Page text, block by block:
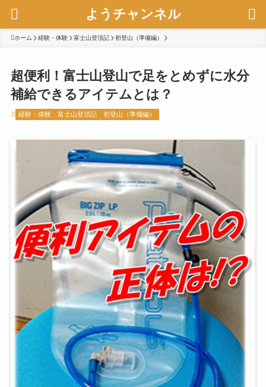
ようチャンネル
ホーム 経験・体験 富士山登頂記 初登山（準備編）
超便利！富士山登山で足をとめずに水分
補給できるアイテムとは？
経験・体験 富士山登頂記 初登山（準備編）